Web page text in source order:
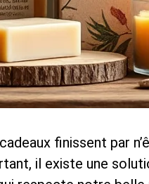
finissent par
il existe une